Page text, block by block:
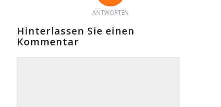
ANTWORTEN
Hinterlassen Sie einen
Kommentar